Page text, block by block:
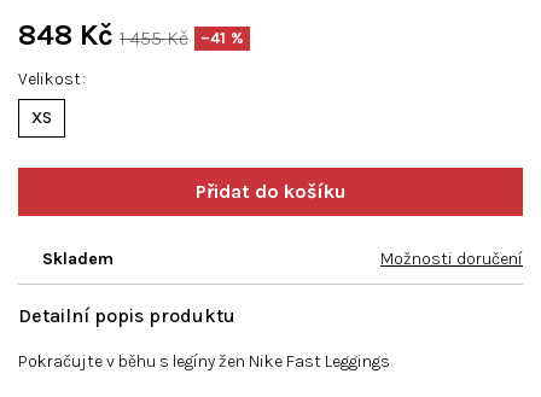
Velikost
XS
1 455 Kč –41 %
848 Kč
Skladem Možnosti doručení
je
0,0
Detailní popis produktu
Pokračujte v běhu s legíny žen Nike Fast Leggings